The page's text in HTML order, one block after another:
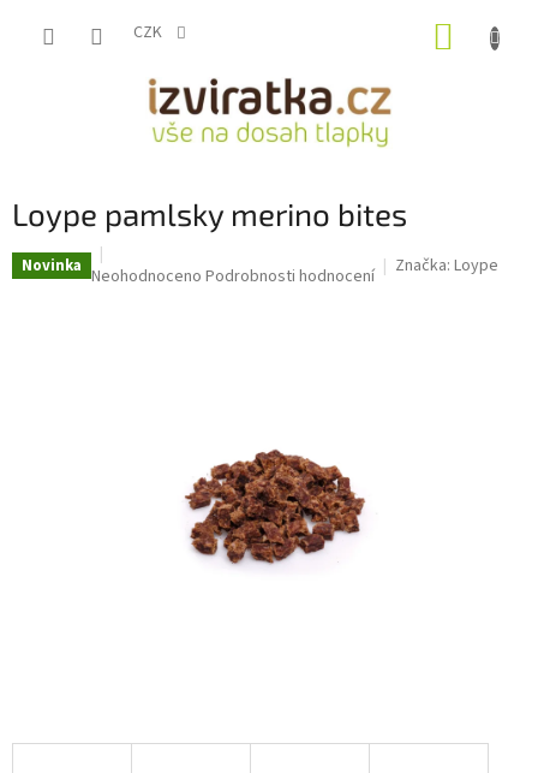
CZK
Loype pamlsky merino bites
Novinka Průměrné
Neohodnoceno Podrobnosti hodnocení Značka: Loype